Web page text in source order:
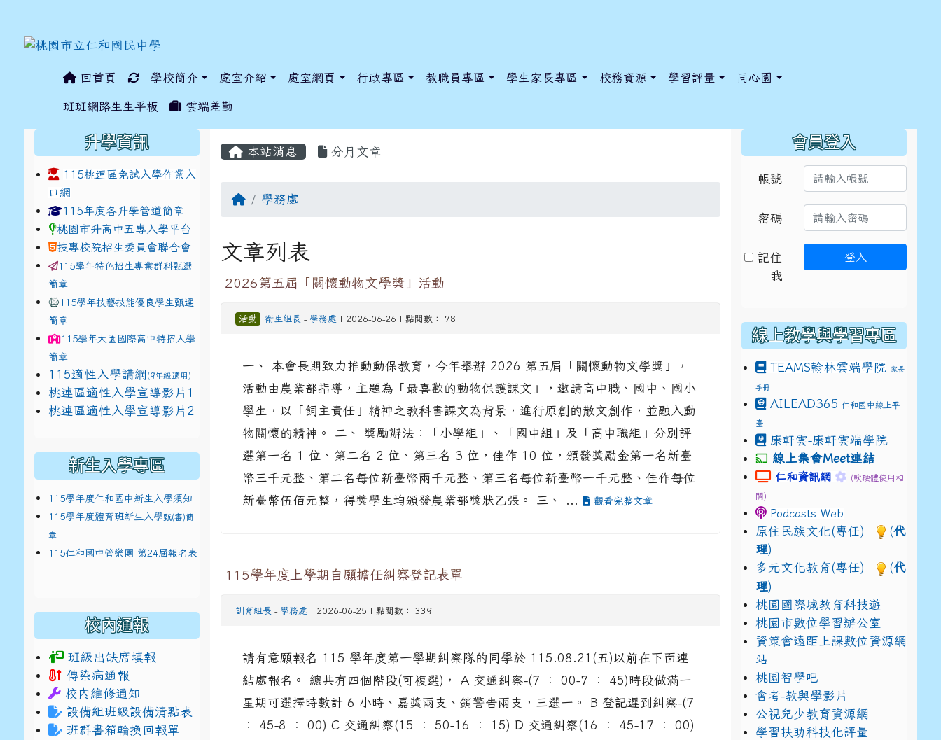
回首頁 學校簡介 處室介紹 處室網頁 行政專區 教職員專區 學生家長專區 校務資源 學習評量 同心園
班班網路生生平板 雲端差勤
本站消息 分月文章
學務處
文章列表
2026第五屆「關懷動物文學獎」活動
活動 衛生組長 - 學務處 | 2026-06-26 | 點閱數： 78
一、 本會長期致力推動動保教育，今年舉辦 2026 第五屆「關懷動物文學獎」，
活動由農業部指導，主題為「最喜歡的動物保護課文」，邀請高中職、國中、國小
學生，以「飼主責任」精神之教科書課文為背景，進行原創的散文創作，並融入動
物關懷的精神。 二、 獎勵辦法：「小學組」、「國中組」及「高中職組」分別評
選第一名 1 位、第二名 2 位、第三名 3 位，佳作 10 位，頒發獎勵金第一名新臺
幣三千元整、第二名每位新臺幣兩千元整、第三名每位新臺幣一千元整、佳作每位
新臺幣伍佰元整，得獎學生均頒發農業部獎狀乙張。 三、 ...
觀看完整文章
115學年度上學期自願擔任糾察登記表單
訓育組長 - 學務處 | 2026-06-25 | 點閱數： 339
請有意願報名 115 學年度第一學期糾察隊的同學於 115.08.21(五)以前在下面連
結處報名。 總共有四個階段(可複選)， A 交通糾察-(7 ： 00-7 ： 45)時段做滿一
星期可選擇時數計 6 小時、嘉獎兩支、銷警告兩支，三選一。 B 登記遲到糾察-(7
： 45-8 ： 00) C 交通糾察(15 ： 50-16 ： 15) D 交通糾察(16 ： 45-17 ： 00)
升學資訊
115桃連區免試入學作業入
口網
link to https://www.jhjhs.tyc.edu.tw/modules/tadnews/index.php?nsn=5425
115年度各升學管道簡章link to http://tyc.entry.edu.tw/NoExamImitate_TL/NoExamImitateHome/Page/Public/ChooseSys?s=05 style=font-size: 1rem; background-
link to http://tyc.entry.edu.tw/NoExamImitate_TL/NoExamImitateHome/Page/Public/ChooseSys?s=05 style=font-size: 1rem; background-
桃園市升高中五專入學平台
技專校院招生委員會聯合會
115學年特色招生專業群科甄選
簡章
115學年技藝技能優良學生甄選
簡章
115學年大園國際高中特招入學
簡章
115適性入學講綱 (9年級適用)
link to https://docs.google.com/presentation/d/1x3bih9gNpRNolaz0znBOn--g7OisECve/
桃連區適性入學宣導影片1
link to https://docs.google.com/presentation/d/1x3bih9gNpRNolaz0znBOn--g7OisECve/
桃連區適性入學宣導影片2 114適性入學講綱 1111ㄅㄅlink to https://docs.go114適性入學講綱(ogle.com/presentation/d/
新生入學專區
115學年度仁和國中新生入學須知
115學年度體育班新生入學甄(審)簡
章
115仁和國中管樂團 第24屆報名表
校內通報
班級出缺席填報
傳染病通報
校內維修通知
設備組班級設備清點表
班群書箱輪換回報單
會員登入
帳號
密碼
記住
我
登入
線上教學與學習專區
TEAMS翰林雲端學院 家長
手冊
AILEAD365 仁和國中線上平
臺
康軒雲-康軒雲端學院
線上集會Meet連結
link to https://
仁和資訊網 link to https://
(軟硬體使用相
關)
Podcasts Web
原住民族文化(專任) (代
理)
多元文化教育(專任)
(代
理)
桃園國際城教育科技遊
桃園市數位學習辦公室
資策會遠距上課數位資源網
站
桃園智學吧
會考-教與學影片
公視兒少教育資源網
學習扶助科技化評量